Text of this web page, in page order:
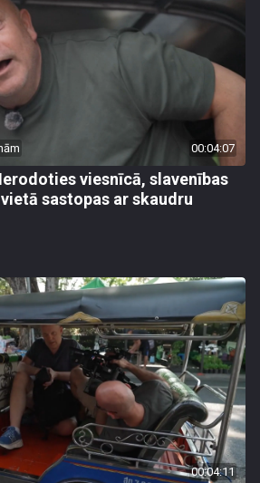
00:04:07
viesnīcā, slavenības
sastopas ar skaudru
00:04:11